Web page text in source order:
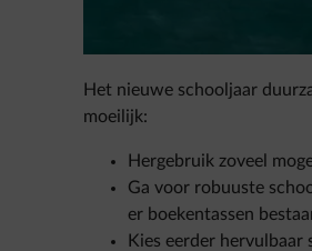
Het nieuwe schooljaar
moeilijk:
Hergebruik zoveel
Ga voor robuuste
er boekentassen
Kies eerder